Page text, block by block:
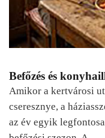
Befőzés és
Amikor a kertvárosi
cseresznye, a
az év egyik